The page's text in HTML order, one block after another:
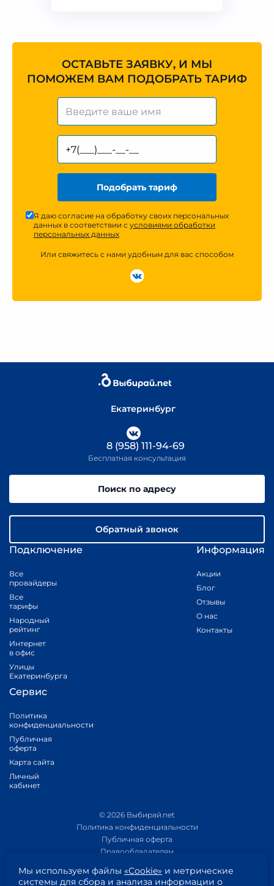
ОСТАВЬТЕ ЗАЯВКУ, И МЫ
ПОМОЖЕМ ВАМ ПОДОБРАТЬ ТАРИФ
Подобрать тариф
Я даю согласие на обработку своих персональных
данных в соответствии с условиями обработки
персональных данных
Или свяжитесь с нами удобным для вас способом
Екатеринбург
Подключение
Все
провайдеры
Все
тарифы
Народный
рейтинг
Интернет
в офис
Улицы
Екатеринбурга
Информация
Акции
Блог
Отзывы
О нас
Контакты
Сервис
Политика
конфиденциальности
Публичная
оферта
Карта сайта
Личный
кабинет
8 (958) 111-94-69
Бесплатная консультация
Поиск по адресу
Обратный звонок
© 2026 Выбирай.net
Политика конфиденциальности
Публичная оферта
Правообладателям
Приложение 1
Мы используем файлы «Cookie» и метрические
системы для сбора и анализа информации о